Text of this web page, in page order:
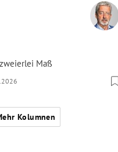
Maß
Kolumnen